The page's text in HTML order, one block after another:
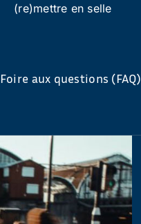
(re)mettre en selle
Foire aux questions (FAQ)